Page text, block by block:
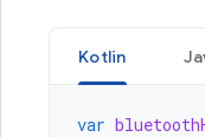
Kotlin
var